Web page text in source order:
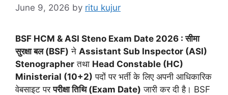
June 9, 2026 by ritu kujur
BSF HCM & ASI Steno Exam Date 2026 : सीमा
सुरक्षा बल (BSF) ने Assistant Sub Inspector (ASI)
Stenographer तथा Head Constable (HC)
Ministerial (10+2) पदों पर भर्ती के लिए अपनी आधिकारिक
वेबसाइट परपरीक्षा तिथि (Exam Date) जारी कर दी है। BSF